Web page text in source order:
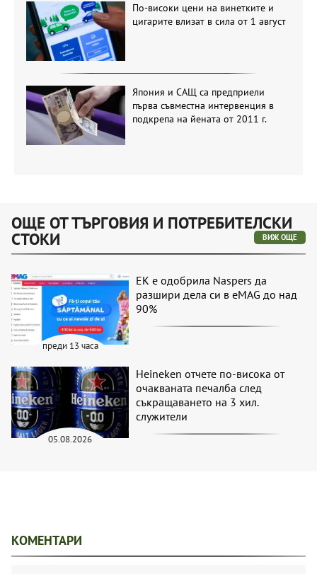
По-високи цени на винетките и
цигарите влизат в сила от 1 август
Япония и САЩ са предприели
първа съвместна интервенция в
подкрепа на йената от 2011 г.
ОЩЕ ОТ ТЪРГОВИЯ И ПОТРЕБИТЕЛСКИ
СТОКИ ВИЖ ОЩЕ
преди 13 часа
ЕК е одобрила Naspers да
разшири дела си в eMAG до над
90%
05.08.2026
Heineken отчете по-висока от
очакваната печалба след
съкращаването на 3 хил.
служители
КОМЕНТАРИ